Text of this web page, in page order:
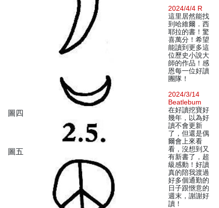
圖四
圖五
2024/4/4 R
這里居然能找
到哈維爾．西
耶拉的書！驚
喜萬分！希望
能讀到更多這
位歷史小說大
師的作品！感
恩每一位好讀
團隊！
2024/3/14
Beatlebum
在好讀挖寶好
幾年，以為好
讀不會更新
了，但還是偶
爾會上來看
看，沒想到又
有新書了，超
級感動！好讀
真的陪我渡過
好多個通勤的
日子跟愜意的
週末，謝謝好
讀！